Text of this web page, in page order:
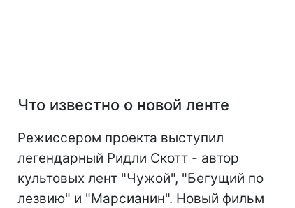
Что известно о новой ленте
Режиссером проекта выступил
легендарный Ридли Скотт - автор
культовых лент "Чужой", "Бегущий по
лезвию" и "Марсианин". Новый фильм